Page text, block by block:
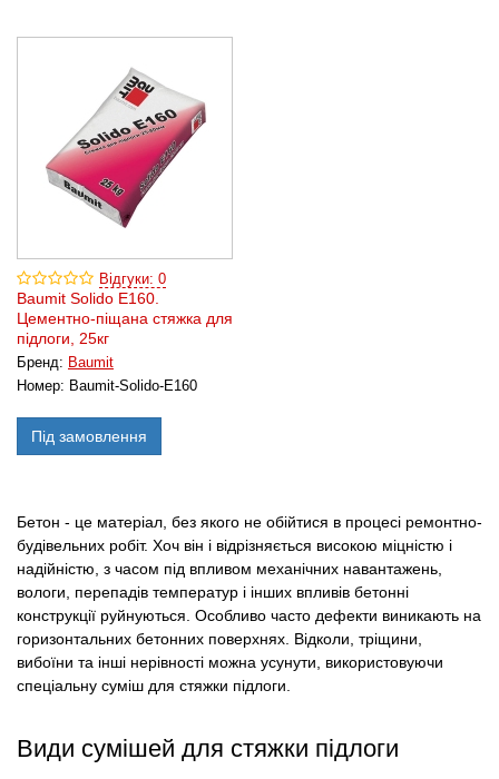
Відгуки: 0
Baumit Solido E160.
Цементно-піщана стяжка для
підлоги, 25кг
Бренд: Baumit
Номер: Baumit-Solido-E160
Під замовлення
Бетон - це матеріал, без якого не обійтися в процесі ремонтно-
будівельних робіт. Хоч він і відрізняється високою міцністю і
надійністю, з часом під впливом механічних навантажень,
вологи, перепадів температур і інших впливів бетонні
конструкції руйнуються. Особливо часто дефекти виникають на
горизонтальних бетонних поверхнях. Відколи, тріщини,
вибоїни та інші нерівності можна усунути, використовуючи
спеціальну суміш для стяжки підлоги.
Види сумішей для стяжки підлоги